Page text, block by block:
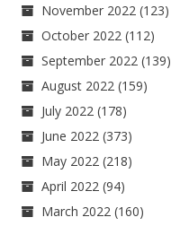
November 2022 (123)
October 2022 (112)
September 2022 (139)
August 2022 (159)
July 2022 (178)
June 2022 (373)
May 2022 (218)
April 2022 (94)
March 2022 (160)